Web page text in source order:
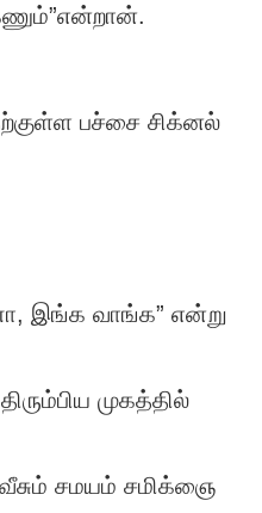
பச்சை சிக்னல்
இங்க வாங்க” என்று
முகத்தில்
சமயம் சமிக்ஞை